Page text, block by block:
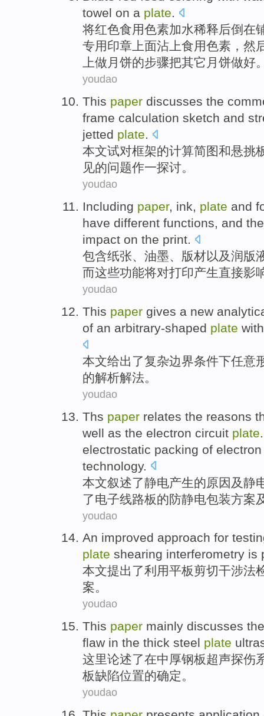
towel on a plate.
将红色食用色素加水稀释后倒在
专用印章上面沾上食用色素，然
上做月饼的步骤把其它月饼做好
youdao
This paper discusses the
frame calculation sketch and
jetted plate.
本文试对框架的计算简图和悬挑
见的问题作一探讨。
youdao
Including paper, ink, plate and
have different functions, and
impact on the print.
包含纸张、 油墨、 版材以及润版
而这些功能将对打印产生直接影
youdao
This paper gives a new
of an arbitrary-shaped plate
本文给出了复杂边界条件下任意
的解析解法。
youdao
Ths paper relates the reasons
well as the electron circuit plate
electrostatic packing of
technology.
本文叙述了静电产生的原因 及静
了电子线路板的防静电包装方案
youdao
An improved approach for
plate shearing interferometry is
本文提出了利用平板剪切干涉法
案。
youdao
This paper mainly discusses
flaw in the thick steel plate
这里论述了在中厚钢板超声探伤
板缺陷位置的确定。
youdao